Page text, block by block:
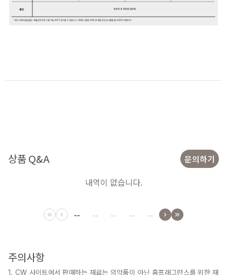
상품 Q&A
문의하기
내역이 없습니다.
-- -- -- -- --
주의사항
1. CW 사이트에서 판매하는 재료는 의약품이 아닌 홈프래그런스를 위한 재